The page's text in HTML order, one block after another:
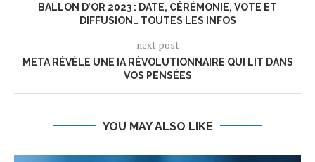
BALLON D’OR 2023 : DATE, CÉRÉMONIE, VOTE ET
DIFFUSION… TOUTES LES INFOS
next post
META RÉVÈLE UNE IA RÉVOLUTIONNAIRE QUI LIT DANS
VOS PENSÉES
YOU MAY ALSO LIKE